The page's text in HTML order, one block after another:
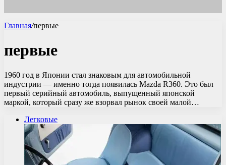
Главная/первые
первые
1960 год в Японии стал знаковым для автомобильной
индустрии — именно тогда появилась Mazda R360. Это был
первый серийный автомобиль, выпущенный японской
маркой, который сразу же взорвал рынок своей малой…
Легковые